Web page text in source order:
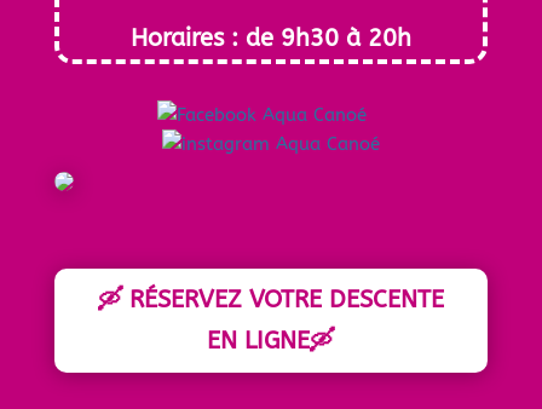
Horaires : de 9h30 à 20h
🛶 RÉSERVEZ VOTRE DESCENTE
EN LIGNE🛶